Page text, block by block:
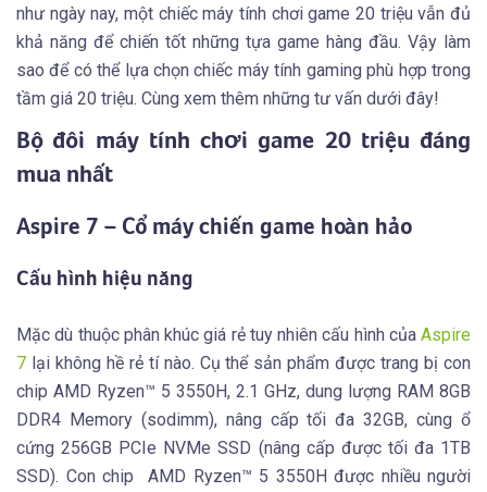
như ngày nay, một chiếc máy tính chơi game 20 triệu vẫn đủ
khả năng để chiến tốt những tựa game hàng đầu. Vậy làm
sao để có thể lựa chọn chiếc máy tính gaming phù hợp trong
tầm giá 20 triệu. Cùng xem thêm những tư vấn dưới đây!
Bộ đôi máy tính chơi game 20 triệu đáng
mua nhất
Aspire 7 – Cổ máy chiến game hoàn hảo
Cấu hình hiệu năng
Mặc dù thuộc phân khúc giá rẻ tuy nhiên cấu hình của Aspire
7 lại không hề rẻ tí nào. Cụ thể sản phẩm được trang bị con
chip AMD Ryzen™ 5 3550H, 2.1 GHz, dung lượng RAM 8GB
DDR4 Memory (sodimm), nâng cấp tối đa 32GB, cùng ổ
cứng 256GB PCIe NVMe SSD (nâng cấp được tối đa 1TB
SSD). Con chip AMD Ryzen™ 5 3550H được nhiều người